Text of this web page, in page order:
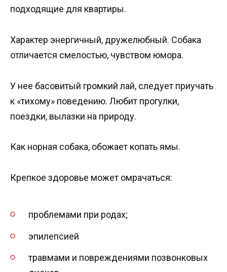
подходящие для квартиры.
Характер энергичный, дружелюбный. Собака
отличается смелостью, чувством юмора.
У нее басовитый громкий лай, следует приучать
к «тихому» поведению. Любит прогулки,
поездки, вылазки на природу.
Как норная собака, обожает копать ямы.
Крепкое здоровье может омрачаться:
проблемами при родах;
эпилепсией
травмами и повреждениями позвонковых